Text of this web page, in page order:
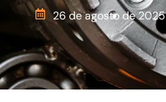
26 de agosto de 2025